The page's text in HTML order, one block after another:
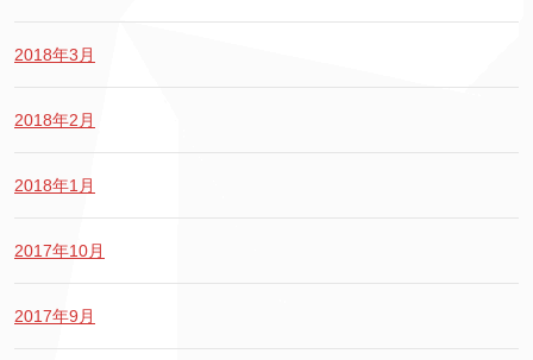
2018年3月
2018年2月
2018年1月
2017年10月
2017年9月